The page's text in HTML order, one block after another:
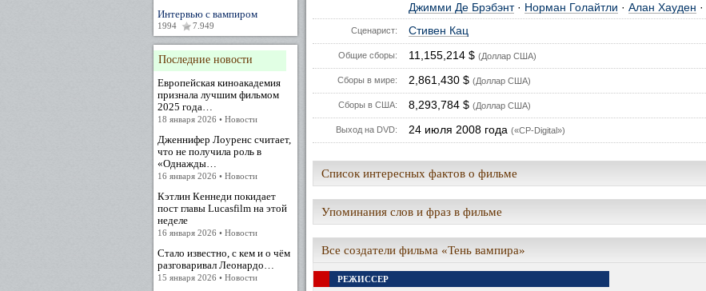
Интервью с вампиром
1994 7.949
Последние новости
Европейская киноакадемия
признала лучшим фильмом
2025 года…
18 января 2026 • Новости
Дженнифер Лоуренс считает,
что не получила роль в
«Однажды…
16 января 2026 • Новости
Кэтлин Кеннеди покидает
пост главы Lucasfilm на этой
неделе
16 января 2026 • Новости
Стало известно, с кем и о чём
разговаривал Леонардо…
15 января 2026 • Новости
Джимми Де Брэбэнт· Норман Голайтли · Алан Хауден ·
Сценарист: Стивен Кац
Общие сборы: 11,155,214 $ (Доллар США)
Сборы в мире: 2,861,430 $ (Доллар США)
Сборы в США: 8,293,784 $ (Доллар США)
Выход на DVD: 24 июля 2008 года («CP-Digital»)
Список интересных фактов о фильме
Упоминания слов и фраз в фильме
Все создатели фильма «Тень вампира»
РЕЖИССЕР